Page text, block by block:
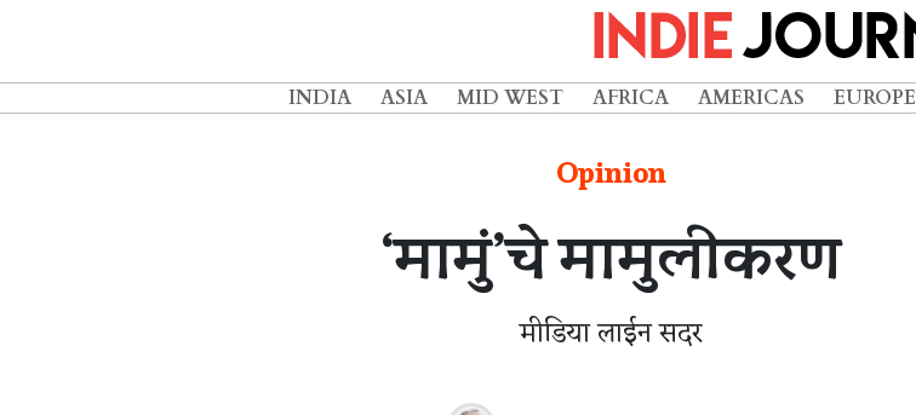
INDIA ASIA MID WEST AFRICA AMERICAS EUROPE
Opinion
‘मामुं’चे मामुलीकरण
मीडिया लाईन सदर